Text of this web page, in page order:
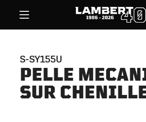
S-SY155U
PELLE
SUR